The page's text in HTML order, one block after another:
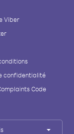
Viber
confidentialité
Code